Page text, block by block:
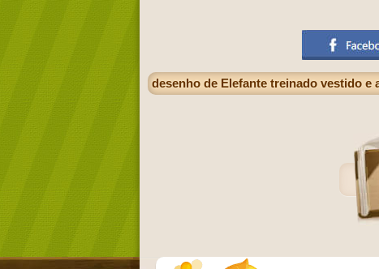
desenho de Elefante treinado vestido